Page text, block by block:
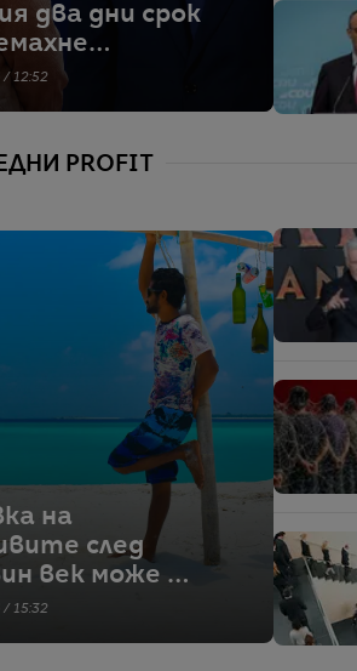
два дни срок
/ 12:52
PROFIT
на
след
век може да
15:32